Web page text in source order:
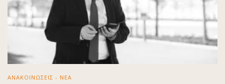
ΑΝΑΚΟΙΝΩΣΕΙΣ - ΝΕΑ